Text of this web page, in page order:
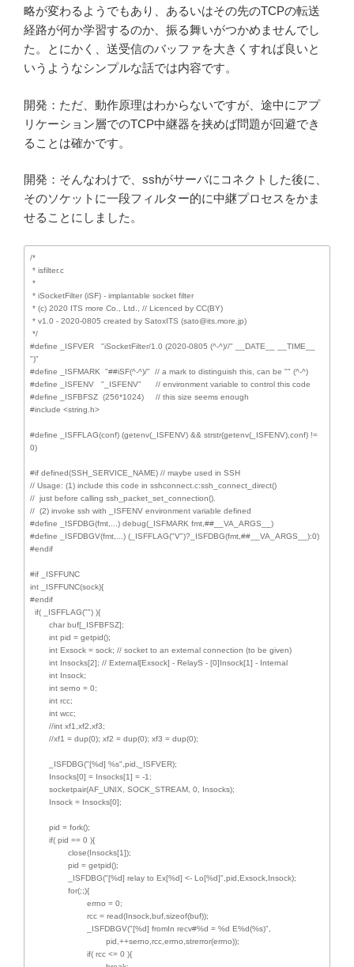
略が変わるようでもあり、あるいはその先のTCPの転送
経路が何か学習するのか、振る舞いがつかめませんでし
た。とにかく、送受信のバッファを大きくすれば良いと
いうようなシンプルな話では内容です。
開発：ただ、動作原理はわからないですが、途中にアプ
リケーション層でのTCP中継器を挟めば問題が回避でき
ることは確かです。
開発：そんなわけで、sshがサーバにコネクトした後に、
そのソケットに一段フィルター的に中継プロセスをかま
せることにしました。